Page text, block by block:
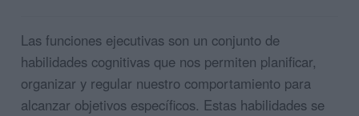
Las funciones ejecutivas son un conjunto de
habilidades cognitivas que nos permiten planificar,
organizar y regular nuestro comportamiento para
alcanzar objetivos específicos. Estas habilidades se